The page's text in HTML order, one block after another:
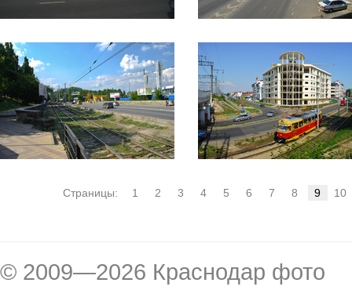
Страницы: 1 2 3 4 5 6 7 8 9 10
© 2009—2026 Краснодар фото